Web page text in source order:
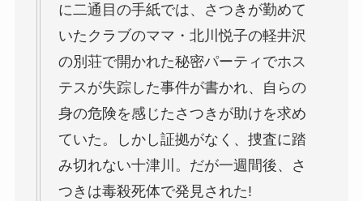
に二通目の手紙では、さつきが勤めて
いたクラブのママ・北川悦子の軽井沢
の別荘で開かれた秘密パーティでホス
テスが失踪した事件が書かれ、自らの
身の危険を感じたさつきが助けを求め
ていた。しかし証拠がなく、捜査に踏
み切れない十津川。だが一週間後、さ
つきは毒殺死体で発見された!